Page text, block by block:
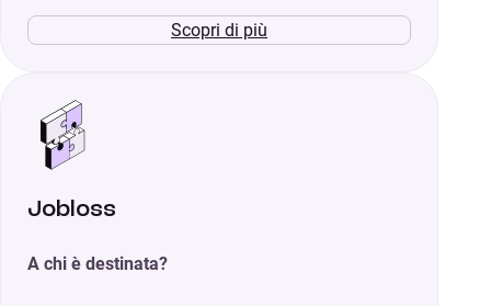
Scopri di più
Jobloss
A chi è destinata?